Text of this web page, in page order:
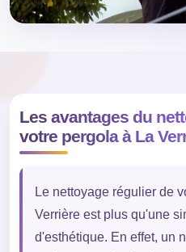
Les avantages du
votre pergola à La
Le nettoyage régulier de
Verrière est plus qu'une
d'esthétique. En effet, un